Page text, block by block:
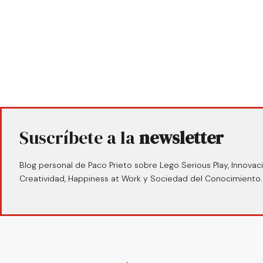
Suscríbete a lanewsletter
Blog personal de Paco Prieto sobre Lego Serious Play,
Creatividad, Happiness at Work y Sociedad del Conocimiento.